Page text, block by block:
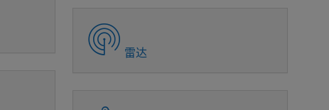
雷达